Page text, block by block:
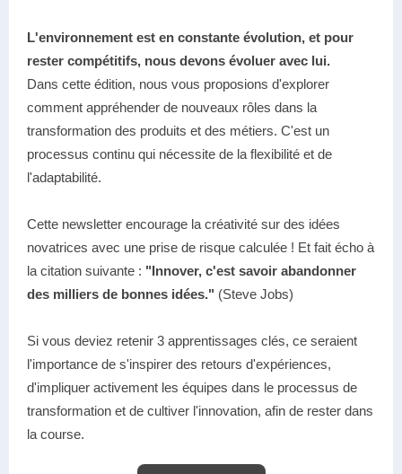
L'environnement est en constante évolution, et pour
rester compétitifs, nous devons évoluer avec lui.
Dans cette édition, nous vous proposions d'explorer
comment appréhender de nouveaux rôles dans la
transformation des produits et des métiers. C'est un
processus continu qui nécessite de la flexibilité et de
l'adaptabilité.
Cette newsletter encourage la créativité sur des idées
novatrices avec une prise de risque calculée ! Et fait écho à
la citation suivante : "Innover, c'est savoir abandonner
des milliers de bonnes idées." (Steve Jobs)
Si vous deviez retenir 3 apprentissages clés, ce seraient
l'importance de s'inspirer des retours d'expériences,
d'impliquer activement les équipes dans le processus de
transformation et de cultiver l'innovation, afin de rester dans
la course.